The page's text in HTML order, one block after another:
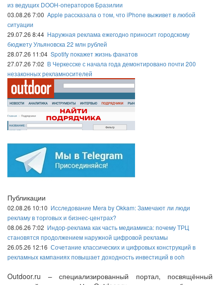
из ведущих DOOH-операторов Бразилии
03.08.26 7:00 Apple рассказала о том, что iPhone выживет в любой
ситуации
29.07.26 8:44 Наружная реклама ежегодно приносит городскому
бюджету Ульяновска 22 млн рублей
28.07.26 11:04 Spotify покажет жизнь фанатов
27.07.26 7:02 В Черкесске с начала года демонтировано почти 200
незаконных рекламносителей
Публикации
02.08.26 10:10 Исследование Mera by Okkam: Замечают ли люди
рекламу в торговых и бизнес-центрах?
08.06.26 7:02 Индор-реклама как часть медиамикса: почему ТРЦ
становятся продолжением наружной цифровой рекламы
26.05.26 12:16 Сочетание классических и цифровых конструкций в
рекламных кампаниях повышает доходность инвестиций в ooh
Outdoor.ru – специализированный портал, посвящённый